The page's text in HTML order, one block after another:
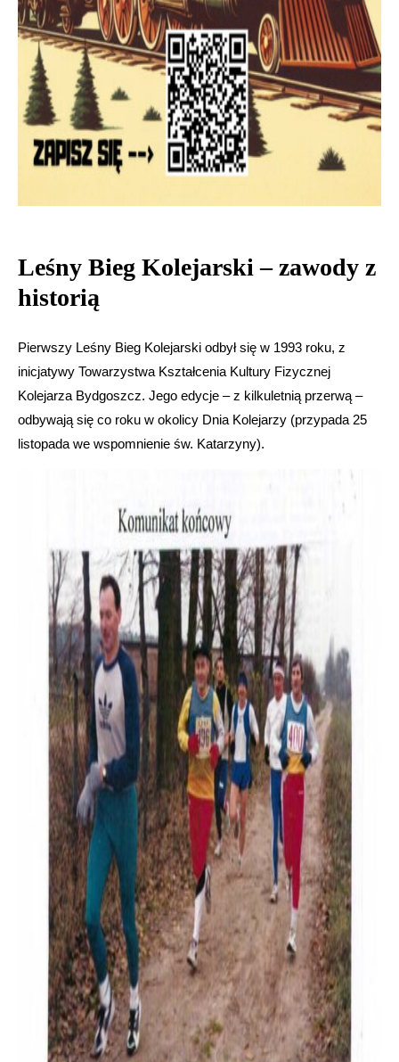
Leśny Bieg Kolejarski – zawody z
historią
Pierwszy Leśny Bieg Kolejarski odbył się w 1993 roku, z
inicjatywy Towarzystwa Kształcenia Kultury Fizycznej
Kolejarza Bydgoszcz. Jego edycje – z kilkuletnią przerwą –
odbywają się co roku w okolicy Dnia Kolejarzy (przypada 25
listopada we wspomnienie św. Katarzyny).